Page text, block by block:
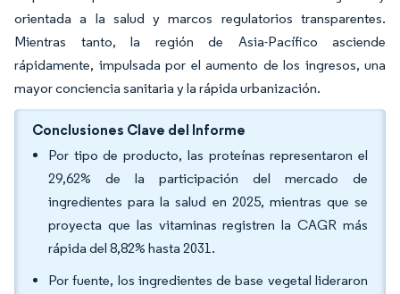
orientada a la salud y marcos regulatorios transparentes.
Mientras tanto, la región de Asia-Pacífico asciende
rápidamente, impulsada por el aumento de los ingresos, una
mayor conciencia sanitaria y la rápida urbanización.
Conclusiones Clave del Informe
Por tipo de producto, las proteínas representaron el
29,62% de la participación del mercado de
ingredientes para la salud en 2025, mientras que se
proyecta que las vitaminas registren la CAGR más
rápida del 8,82% hasta 2031.
Por fuente, los ingredientes de base vegetal lideraron